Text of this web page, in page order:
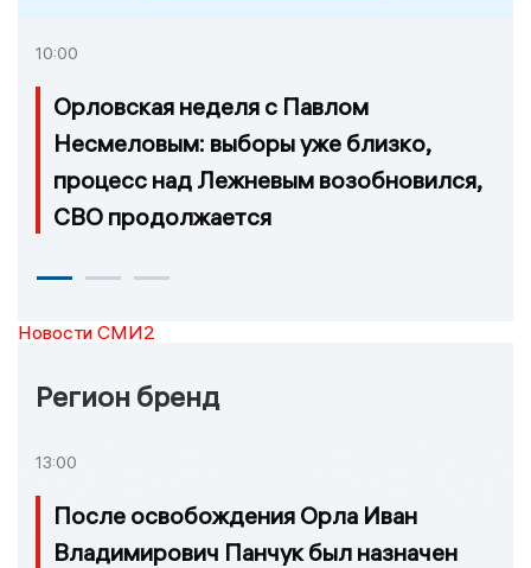
10:00
Орловская неделя с Павлом
Несмеловым: выборы уже близко,
процесс над Лежневым возобновился,
СВО продолжается
Новости СМИ2
Регион бренд
13:00
После освобождения Орла Иван
Владимирович Панчук был назначен